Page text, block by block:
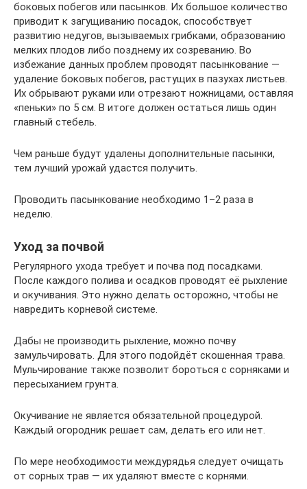
боковых побегов или пасынков. Их большое количество
приводит к загущиванию посадок, способствует
развитию недугов, вызываемых грибками, образованию
мелких плодов либо позднему их созреванию. Во
избежание данных проблем проводят пасынкование —
удаление боковых побегов, растущих в пазухах листьев.
Их обрывают руками или отрезают ножницами, оставляя
«пеньки» по 5 см. В итоге должен остаться лишь один
главный стебель.
Чем раньше будут удалены дополнительные пасынки,
тем лучший урожай удастся получить.
Проводить пасынкование необходимо 1–2 раза в
неделю.
Уход за почвой
Регулярного ухода требует и почва под посадками.
После каждого полива и осадков проводят её рыхление
и окучивания. Это нужно делать осторожно, чтобы не
навредить корневой системе.
Дабы не производить рыхление, можно почву
замульчировать. Для этого подойдёт скошенная трава.
Мульчирование также позволит бороться с сорняками и
пересыханием грунта.
Окучивание не является обязательной процедурой.
Каждый огородник решает сам, делать его или нет.
По мере необходимости междурядья следует очищать
от сорных трав — их удаляют вместе с корнями.